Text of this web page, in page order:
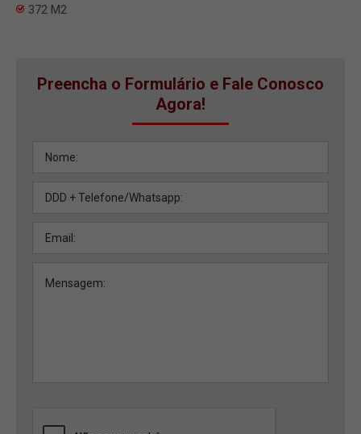
372 M2
Preencha o Formulário e Fale Conosco
Agora!